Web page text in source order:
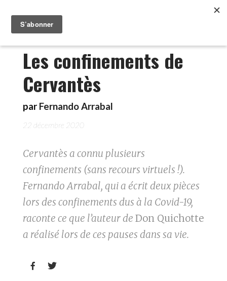
Les confinements de
Cervantès
par Fernando Arrabal
22 décembre 2020
Cervantès a connu plusieurs
confinements (sans recours virtuels !).
Fernando Arrabal, qui a écrit deux pièces
lors des confinements dus à la Covid-19,
raconte ce que l’auteur de Don Quichotte
a réalisé lors de ces pauses dans sa vie.
 